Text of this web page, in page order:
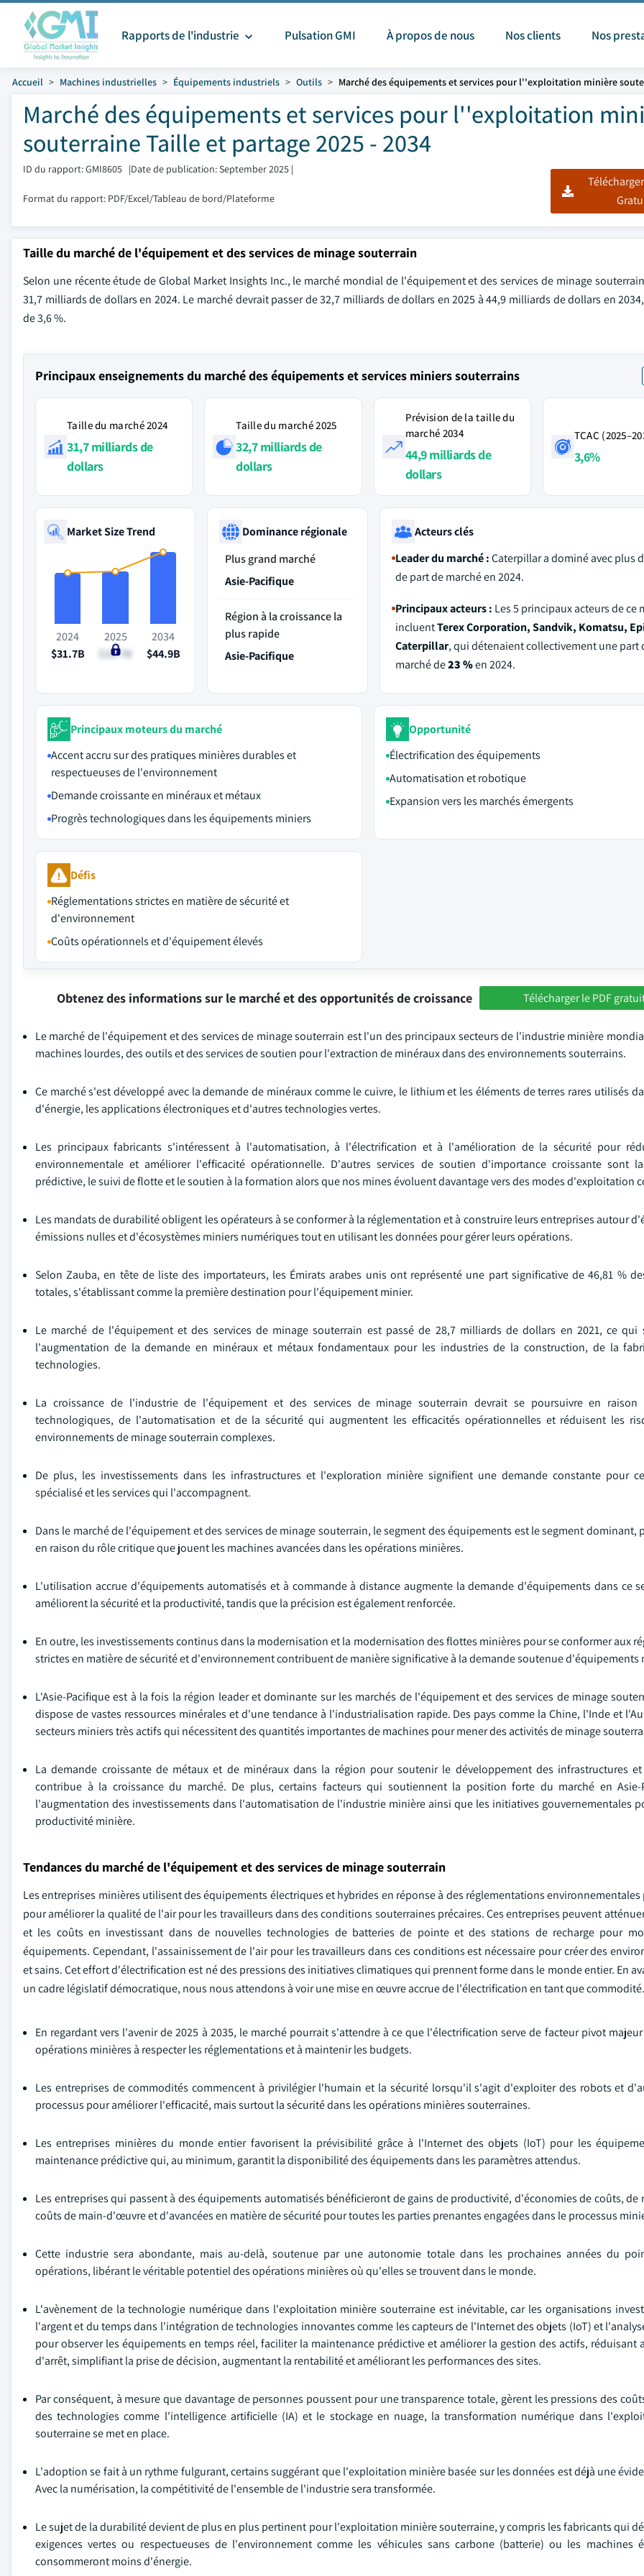
Rapports de l'industrie Pulsation GMI À propos de nous Nos clients Nos
Accueil Machines industrielles Équipements industriels Outils Marché des équipements et services pour l''exploitation minière
Marché des équipements et services pour l''exploitation
souterraine Taille et partage 2025 - 2034
ID du rapport: GMI8605 |Date de publication: September 2025 |
Format du rapport: PDF/Excel/Tableau de bord/Plateforme
Taille du marché de l'équipement et des services de minage souterrain
Selon une récente étude de Global Market Insights Inc., le marché mondial de l'équipement et des services de minage
31,7 milliards de dollars en 2024. Le marché devrait passer de 32,7 milliards de dollars en 2025 à 44,9 milliards de dollars en
de 3,6 %.
Principaux enseignements du marché des équipements et services miniers souterrains
Taille du marché 2024
31,7 milliards de
dollars
Taille du marché 2025
32,7 milliards de
dollars
Prévision de la taille du
marché 2034
44,9 milliards de
dollars
TCAC
3,6%
Market Size Trend
2024
$31.7B
2025
$32.7B
2034
$44.9B
Dominance régionale
Plus grand marché
Asie-Pacifique
Région à la croissance la
plus rapide
Asie-Pacifique
Acteurs clés
Leader du marché :Caterpillar a dominé avec plus
de part de marché en 2024.
Principaux acteurs : Les 5 principaux acteurs de ce
incluentTerex Corporation, Sandvik, Komatsu,
Caterpillar, qui détenaient collectivement une part
marché de23 %en 2024.
Principaux moteurs du marché
Accent accru sur des pratiques minières durables et
respectueuses de l'environnement
Demande croissante en minéraux et métaux
Progrès technologiques dans les équipements miniers
Opportunité
Électrification des équipements
Automatisation et robotique
Expansion vers les marchés émergents
Défis
Réglementations strictes en matière de sécurité et
d'environnement
Coûts opérationnels et d'équipement élevés
Obtenez des informations sur le marché et des opportunités de croissance Télécharger le PDF
Le marché de l'équipement et des services de minage souterrain est l'un des principaux secteurs de l'industrie minière
machines lourdes, des outils et des services de soutien pour l'extraction de minéraux dans des environnements souterrains.
Ce marché s'est développé avec la demande de minéraux comme le cuivre, le lithium et les éléments de terres rares utilisés
d'énergie, les applications électroniques et d'autres technologies vertes.
Les principaux fabricants s'intéressent à l'automatisation, à l'électrification et à l'amélioration de la sécurité pour
environnementale et améliorer l'efficacité opérationnelle. D'autres services de soutien d'importance croissante sont
prédictive, le suivi de flotte et le soutien à la formation alors que nos mines évoluent davantage vers des modes d'exploitation
Les mandats de durabilité obligent les opérateurs à se conformer à la réglementation et à construire leurs entreprises autour
émissions nulles et d'écosystèmes miniers numériques tout en utilisant les données pour gérer leurs opérations.
Selon Zauba, en tête de liste des importateurs, les Émirats arabes unis ont représenté une part significative de 46,81 %
totales, s'établissant comme la première destination pour l'équipement minier.
Le marché de l'équipement et des services de minage souterrain est passé de 28,7 milliards de dollars en 2021, ce qui
l'augmentation de la demande en minéraux et métaux fondamentaux pour les industries de la construction, de la
technologies.
La croissance de l'industrie de l'équipement et des services de minage souterrain devrait se poursuivre en raison
technologiques, de l'automatisation et de la sécurité qui augmentent les efficacités opérationnelles et réduisent les
environnements de minage souterrain complexes.
De plus, les investissements dans les infrastructures et l'exploration minière signifient une demande constante pour
spécialisé et les services qui l'accompagnent.
Dans le marché de l'équipement et des services de minage souterrain, le segment des équipements est le segment dominant,
en raison du rôle critique que jouent les machines avancées dans les opérations minières.
L'utilisation accrue d'équipements automatisés et à commande à distance augmente la demande d'équipements dans ce
améliorent la sécurité et la productivité, tandis que la précision est également renforcée.
En outre, les investissements continus dans la modernisation et la modernisation des flottes minières pour se conformer aux
strictes en matière de sécurité et d'environnement contribuent de manière significative à la demande soutenue d'équipements
L'Asie-Pacifique est à la fois la région leader et dominante sur les marchés de l'équipement et des services de minage
dispose de vastes ressources minérales et d'une tendance à l'industrialisation rapide. Des pays comme la Chine, l'Inde et
secteurs miniers très actifs qui nécessitent des quantités importantes de machines pour mener des activités de minage
La demande croissante de métaux et de minéraux dans la région pour soutenir le développement des infrastructures
contribue à la croissance du marché. De plus, certains facteurs qui soutiennent la position forte du marché en Asie-
l'augmentation des investissements dans l'automatisation de l'industrie minière ainsi que les initiatives gouvernementales
productivité minière.
Tendances du marché de l'équipement et des services de minage souterrain
Les entreprises minières utilisent des équipements électriques et hybrides en réponse à des réglementations
pour améliorer la qualité de l'air pour les travailleurs dans des conditions souterraines précaires. Ces entreprises peuvent
et les coûts en investissant dans de nouvelles technologies de batteries de pointe et des stations de recharge pour
équipements. Cependant, l'assainissement de l'air pour les travailleurs dans ces conditions est nécessaire pour créer des
et sains. Cet effort d'électrification est né des pressions des initiatives climatiques qui prennent forme dans le monde entier. En
un cadre législatif démocratique, nous nous attendons à voir une mise en œuvre accrue de l'électrification en tant que commodité.
En regardant vers l'avenir de 2025 à 2035, le marché pourrait s'attendre à ce que l'électrification serve de facteur pivot
opérations minières à respecter les réglementations et à maintenir les budgets.
Les entreprises de commodités commencent à privilégier l'humain et la sécurité lorsqu'il s'agit d'exploiter des robots et
processus pour améliorer l'efficacité, mais surtout la sécurité dans les opérations minières souterraines.
Les entreprises minières du monde entier favorisent la prévisibilité grâce à l'Internet des objets (IoT) pour les
maintenance prédictive qui, au minimum, garantit la disponibilité des équipements dans les paramètres attendus.
Les entreprises qui passent à des équipements automatisés bénéficieront de gains de productivité, d'économies de coûts, de
coûts de main-d'œuvre et d'avancées en matière de sécurité pour toutes les parties prenantes engagées dans le processus
Cette industrie sera abondante, mais au-delà, soutenue par une autonomie totale dans les prochaines années du
opérations, libérant le véritable potentiel des opérations minières où qu'elles se trouvent dans le monde.
L'avènement de la technologie numérique dans l'exploitation minière souterraine est inévitable, car les organisations
l'argent et du temps dans l'intégration de technologies innovantes comme les capteurs de l'Internet des objets (IoT) et
pour observer les équipements en temps réel, faciliter la maintenance prédictive et améliorer la gestion des actifs, réduisant
d'arrêt, simplifiant la prise de décision, augmentant la rentabilité et améliorant les performances des sites.
Par conséquent, à mesure que davantage de personnes poussent pour une transparence totale, gèrent les pressions des
des technologies comme l'intelligence artificielle (IA) et le stockage en nuage, la transformation numérique dans
souterraine se met en place.
L'adoption se fait à un rythme fulgurant, certains suggérant que l'exploitation minière basée sur les données est déjà une
Avec la numérisation, la compétitivité de l'ensemble de l'industrie sera transformée.
Le sujet de la durabilité devient de plus en plus pertinent pour l'exploitation minière souterraine, y compris les fabricants qui
exigences vertes ou respectueuses de l'environnement comme les véhicules sans carbone (batterie) ou les machines
consommeront moins d'énergie.